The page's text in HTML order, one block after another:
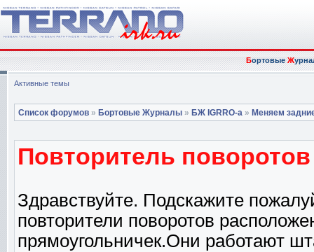
БортовыеЖ
Активные темы
Список форумов » Бортовые Журналы » БЖ IGRRO-а » Меняем
Повторитель
Здравствуйте. Подскажите
повторители поворотов
прямоугольничек.Они работают